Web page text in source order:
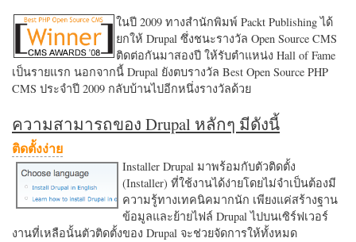
ในปี 2009 ทางสำนักพิมพ์ Packt Publishing ได้
ยกให้ Drupal ซึ่งชนะรางวัล Open Source CMS
ติดต่อกันมาสองปี ให้รับตำแหน่ง Hall of Fame
เป็นรายแรก นอกจากนี้ Drupal ยังตบรางวัล Best Open Source PHP
CMS ประจำปี 2009 กลับบ้านไปอีกหนึ่งรางวัลด้วย
ความสามารถของ Drupal หลักๆ มีดังนี้
ติดตั้งง่าย
Installer Drupal มาพร้อมกับตัวติดตั้ง
(Installer) ที่ใช้งานได้ง่ายโดยไม่จำเป็นต้องมี
ความรู้ทางเทคนิคมากนัก เพียงแค่สร้างฐาน
ข้อมูลและย้ายไฟล์ Drupal ไปบนเซิร์ฟเวอร์
งานที่เหลือนั้นตัวติดตั้งของ Drupal จะช่วยจัดการให้ทั้งหมด